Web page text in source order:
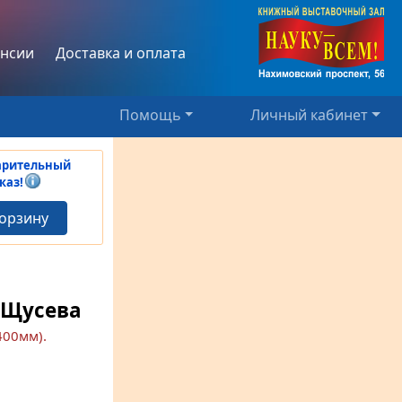
Доставка и оплата
Помощь Личный кабинет